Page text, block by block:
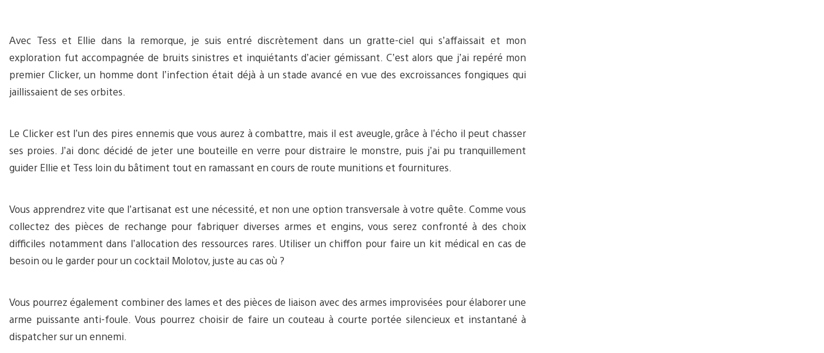
Avec Tess et Ellie dans la remorque, je suis entré discrètement dans un gratte-ciel qui s’affaissait et mon
exploration fut accompagnée de bruits sinistres et inquiétants d’acier gémissant. C’est alors que j’ai repéré mon
premier Clicker, un homme dont l’infection était déjà à un stade avancé en vue des excroissances fongiques qui
jaillissaient de ses orbites.
Le Clicker est l’un des pires ennemis que vous aurez à combattre, mais il est aveugle, grâce à l’écho il peut chasser
ses proies. J’ai donc décidé de jeter une bouteille en verre pour distraire le monstre, puis j’ai pu tranquillement
guider Ellie et Tess loin du bâtiment tout en ramassant en cours de route munitions et fournitures.
Vous apprendrez vite que l’artisanat est une nécessité, et non une option transversale à votre quête. Comme vous
collectez des pièces de rechange pour fabriquer diverses armes et engins, vous serez confronté à des choix
difficiles notamment dans l’allocation des ressources rares. Utiliser un chiffon pour faire un kit médical en cas de
besoin ou le garder pour un cocktail Molotov, juste au cas où ?
Vous pourrez également combiner des lames et des pièces de liaison avec des armes improvisées pour élaborer une
arme puissante anti-foule. Vous pourrez choisir de faire un couteau à courte portée silencieux et instantané à
dispatcher sur un ennemi.